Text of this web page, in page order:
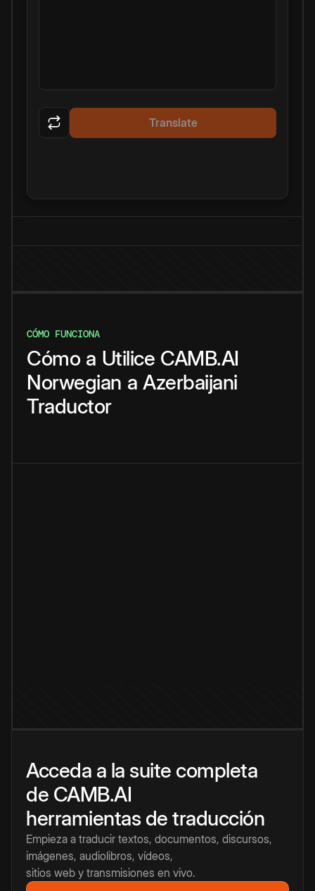
Translate
CÓMO FUNCIONA
Cómo a Utilice CAMB.AI
Norwegian a Azerbaijani
Traductor
Acceda a la suite completa
de CAMB.AI
herramientas de traducción
Empieza a traducir textos, documentos, discursos,
imágenes, audiolibros, vídeos,
sitios web y transmisiones en vivo.